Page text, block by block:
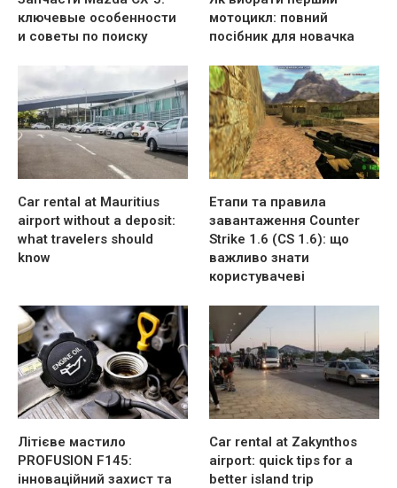
ключевые особенности
и советы по поиску
мотоцикл: повний
посібник для новачка
Car rental at Mauritius
airport without a deposit:
what travelers should
know
Етапи та правила
завантаження Counter
Strike 1.6 (CS 1.6): що
важливо знати
користувачеві
Літієве мастило
PROFUSION F145:
інноваційний захист та
Car rental at Zakynthos
airport: quick tips for a
better island trip